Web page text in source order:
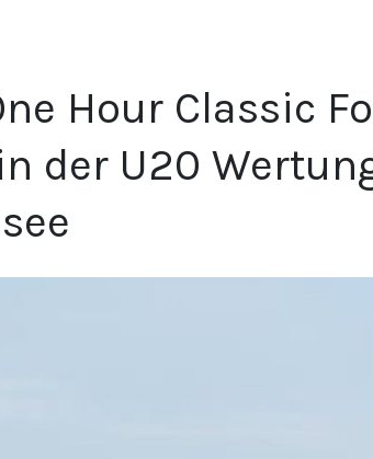
Hour Classic
der U20